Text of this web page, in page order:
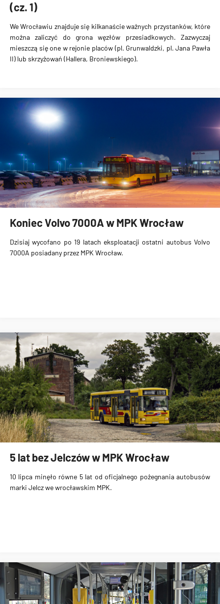
(cz. 1)
We Wrocławiu znajduje się kilkanaście ważnych przystanków, które
można zaliczyć do grona węzłów przesiadkowych. Zazwyczaj
mieszczą się one w rejonie placów (pl. Grunwaldzki, pl. Jana Pawła
II) lub skrzyżowań (Hallera, Broniewskiego).
Koniec Volvo 7000A w MPK Wrocław
Dzisiaj wycofano po 19 latach eksploatacji ostatni autobus Volvo
7000A posiadany przez MPK Wrocław.
5 lat bez Jelczów w MPK Wrocław
10 lipca minęło równe 5 lat od oficjalnego pożegnania autobusów
marki Jelcz we wrocławskim MPK.